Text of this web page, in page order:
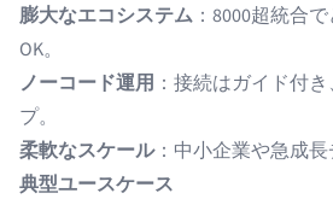
膨大なエコシステム ：8000超統合
OK。
ノーコード運用 ：接続はガイド付
プ。
柔軟なスケール：中小企業や急成長
典型ユースケース